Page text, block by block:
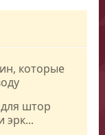
которые
штор
эрк...